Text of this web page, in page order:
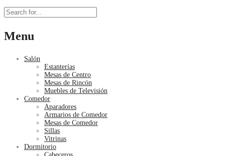
Menu
Salón
Estanterías
Mesas de Centro
Mesas de Rincón
Muebles de Televisión
Comedor
Aparadores
Armarios de Comedor
Mesas de Comedor
Sillas
Vitrinas
Dormitorio